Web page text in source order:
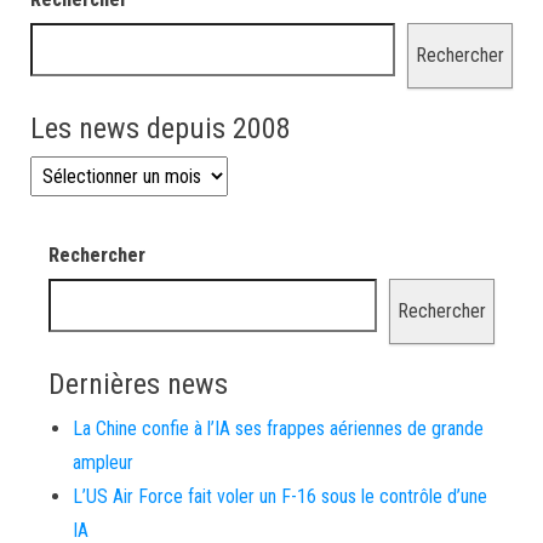
Rechercher
Les news depuis 2008
Les news depuis 2008
Rechercher
Rechercher
Dernières news
La Chine confie à l’IA ses frappes aériennes de grande
ampleur
L’US Air Force fait voler un F-16 sous le contrôle d’une
IA